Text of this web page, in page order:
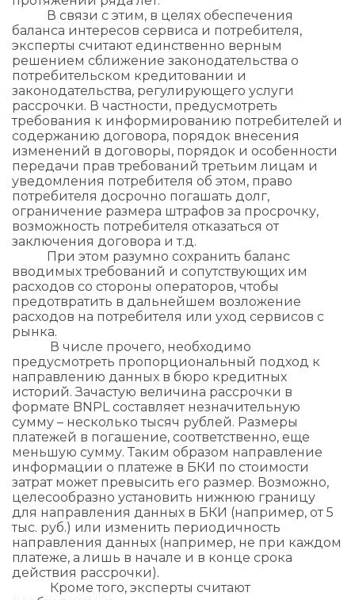
В связи с этим, в целях обеспечения
баланса интересов сервиса и потребителя,
эксперты считают единственно верным
решением сближение законодательства о
потребительском кредитовании и
законодательства, регулирующего услуги
рассрочки. В частности, предусмотреть
требования к информированию потребителей и
содержанию договора, порядок внесения
изменений в договоры, порядок и особенности
передачи прав требований третьим лицам и
уведомления потребителя об этом, право
потребителя досрочно погашать долг,
ограничение размера штрафов за просрочку,
возможность потребителя отказаться от
заключения договора и т.д.
При этом разумно сохранить баланс
вводимых требований и сопутствующих им
расходов со стороны операторов, чтобы
предотвратить в дальнейшем возложение
расходов на потребителя или уход сервисов с
рынка.
В числе прочего, необходимо
предусмотреть пропорциональный подход к
направлению данных в бюро кредитных
историй. Зачастую величина рассрочки в
формате BNPL составляет незначительную
сумму – несколько тысяч рублей. Размеры
платежей в погашение, соответственно, еще
меньшую сумму. Таким образом направление
информации о платеже в БКИ по стоимости
затрат может превысить его размер. Возможно,
целесообразно установить нижнюю границу
для направления данных в БКИ (например, от 5
тыс. руб.) или изменить периодичность
направления данных (например, не при каждом
платеже, а лишь в начале и в конце срока
действия рассрочки).
Кроме того, эксперты считают